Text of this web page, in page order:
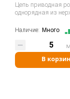
Цепь приводная
однорядная из
Наличие: Много
В
м